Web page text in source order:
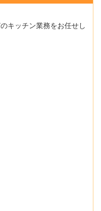
キッチン業務をお任せし